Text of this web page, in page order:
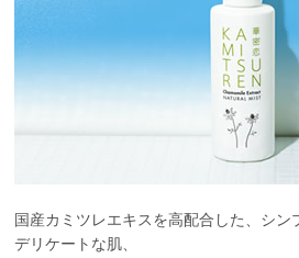
国産カミツレエキスを高配合した、シ
デリケートな肌、